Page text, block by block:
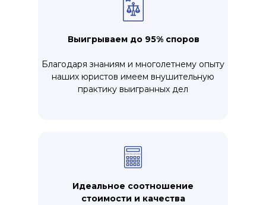
Благодаря знаниям и многолетнему опыту
наших юристов имеем внушительную
практику выигранных дел
Выигрываем до 95% споров
Идеальное соотношение
стоимости и качества